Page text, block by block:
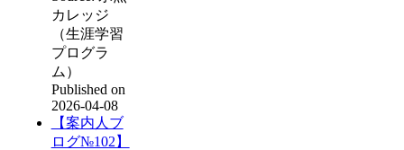
カレッジ
（生涯学習
プログラ
ム）
Published on
2026-04-08
【案内人ブ
ログ№102】